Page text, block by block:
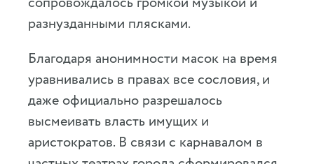
разнузданными плясками.
Благодаря анонимности масок на время
уравнивались в правах все сословия, и
даже официально разрешалось
высмеивать власть имущих и
аристократов. В связи с карнавалом в